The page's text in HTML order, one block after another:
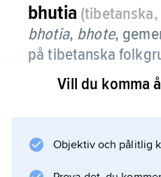
bhutia (tibetanska,
bhotia, bhote,
på tibetanska
(48 000, därav 23
(80 000) och
De invandrade från
Vill du komma
Objektiv och pålitlig